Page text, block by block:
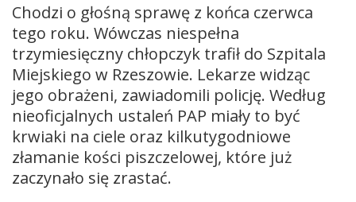
Chodzi o głośną sprawę z końca czerwca
tego roku. Wówczas niespełna
trzymiesięczny chłopczyk trafił do Szpitala
Miejskiego w Rzeszowie. Lekarze widząc
jego obrażeni, zawiadomili policję. Według
nieoficjalnych ustaleń PAP miały to być
krwiaki na ciele oraz kilkutygodniowe
złamanie kości piszczelowej, które już
zaczynało się zrastać.